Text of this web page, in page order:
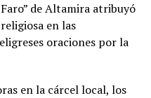
de Altamira atribuyó
en las
oraciones por la
en la cárcel local, los